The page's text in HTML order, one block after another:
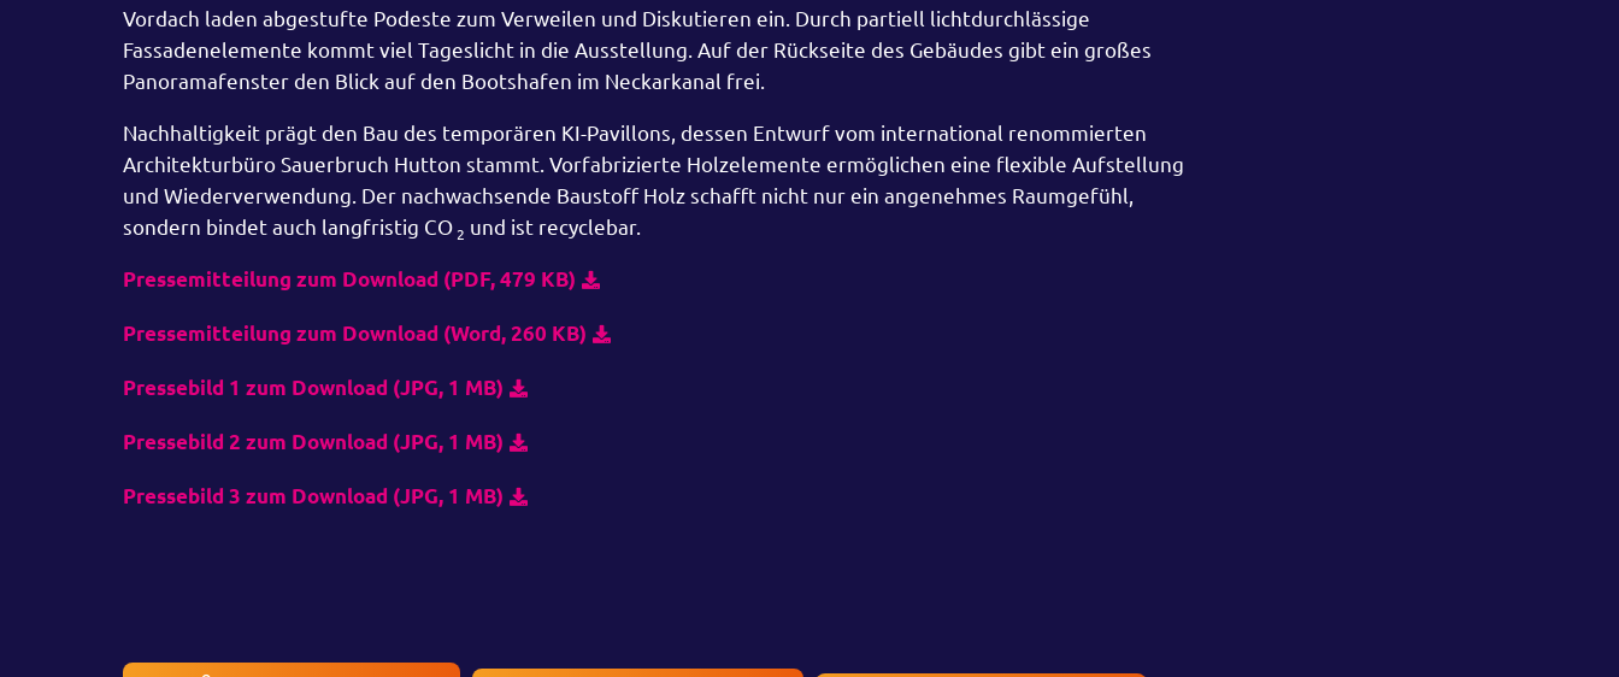
Vordach laden abgestufte Podeste zum Verweilen und Diskutieren ein. Durch partiell lichtdurchlässige
Fassadenelemente kommt viel Tageslicht in die Ausstellung. Auf der Rückseite des Gebäudes gibt ein großes
Panoramafenster den Blick auf den Bootshafen im Neckarkanal frei.
Nachhaltigkeit prägt den Bau des temporären KI-Pavillons, dessen Entwurf vom international renommierten
Architekturbüro Sauerbruch Hutton stammt. Vorfabrizierte Holzelemente ermöglichen eine flexible Aufstellung
und Wiederverwendung. Der nachwachsende Baustoff Holz schafft nicht nur ein angenehmes Raumgefühl,
sondern bindet auch langfristig CO 2 und ist recyclebar.
Pressemitteilung zum Download (PDF, 479 KB)
Pressemitteilung zum Download (Word, 260 KB)
Pressebild 1 zum Download (JPG, 1 MB)
Pressebild 2 zum Download (JPG, 1 MB)
Pressebild 3 zum Download (JPG, 1 MB)